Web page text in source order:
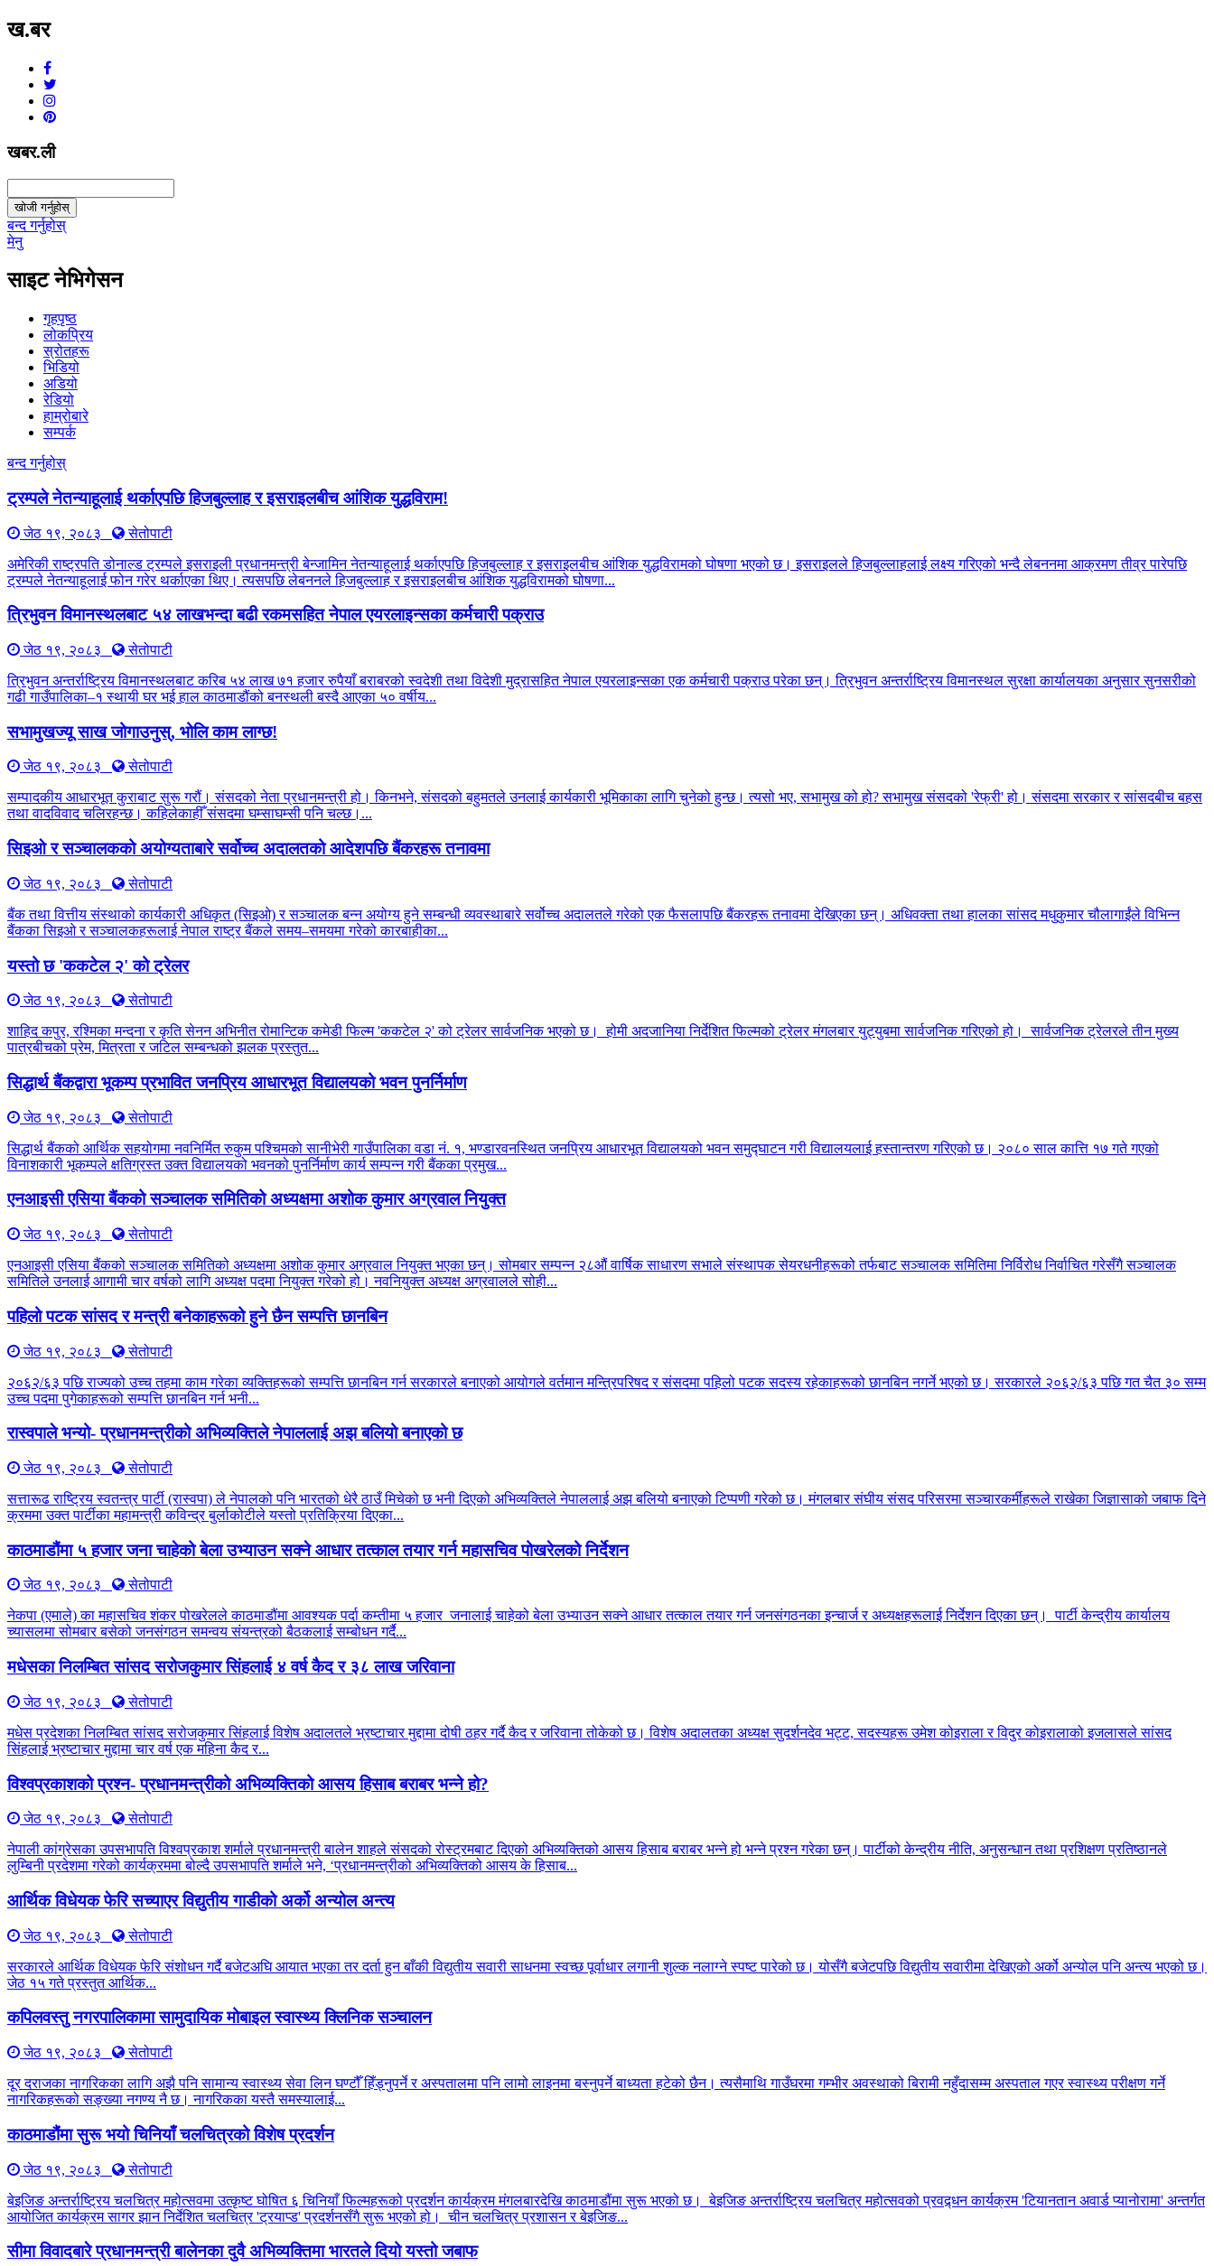
ख.बर
खबर.ली
खोजी गर्नुहोस्
बन्द गर्नुहोस्
मेनु
साइट नेभिगेसन
गृहपृष्ठ
लोकप्रिय
स्रोतहरू
भिडियो
अडियो
रेडियो
हाम्रोबारे
सम्पर्क
बन्द गर्नुहोस्
ट्रम्पले नेतन्याहूलाई थर्काएपछि हिजबुल्लाह र इसराइलबीच आंशिक युद्धविराम!
जेठ १९, २०८३
सेतोपाटी
अमेरिकी राष्ट्रपति डोनाल्ड ट्रम्पले इसराइली प्रधानमन्त्री बेन्जामिन नेतन्याहूलाई थर्काएपछि हिजबुल्लाह र इसराइलबीच आंशिक युद्धविरामको घोषणा भएको छ। इसराइलले हिजबुल्लाहलाई लक्ष्य गरिएको भन्दै लेबननमा आक्रमण तीव्र पारेपछि
ट्रम्पले नेतन्याहूलाई फोन गरेर थर्काएका थिए। त्यसपछि लेबननले हिजबुल्लाह र इसराइलबीच आंशिक युद्धविरामको घोषणा...
त्रिभुवन विमानस्थलबाट ५४ लाखभन्दा बढी रकमसहित नेपाल एयरलाइन्सका कर्मचारी पक्राउ
जेठ १९, २०८३
सेतोपाटी
त्रिभुवन अन्तर्राष्ट्रिय विमानस्थलबाट करिब ५४ लाख ७१ हजार रुपैयाँ बराबरको स्वदेशी तथा विदेशी मुद्रासहित नेपाल एयरलाइन्सका एक कर्मचारी पक्राउ परेका छन्। त्रिभुवन अन्तर्राष्ट्रिय विमानस्थल सुरक्षा कार्यालयका अनुसार सुनसरीको
गढी गाउँपालिका–१ स्थायी घर भई हाल काठमाडौंको बनस्थली बस्दै आएका ५० वर्षीय...
सभामुखज्यू साख जोगाउनुस्, भोलि काम लाग्छ!
जेठ १९, २०८३
सेतोपाटी
सम्पादकीय आधारभूत कुराबाट सुरू गरौं। संसदको नेता प्रधानमन्त्री हो। किनभने, संसदको बहुमतले उनलाई कार्यकारी भूमिकाका लागि चुनेको हुन्छ। त्यसो भए, सभामुख को हो? सभामुख संसदको 'रेफ्री' हो। संसदमा सरकार र सांसदबीच बहस
तथा वादविवाद चलिरहन्छ। कहिलेकाहीँ संसदमा घम्साघम्सी पनि चल्छ।...
सिइओ र सञ्चालकको अयोग्यताबारे सर्वोच्च अदालतको आदेशपछि बैंकरहरू तनावमा
जेठ १९, २०८३
सेतोपाटी
बैंक तथा वित्तीय संस्थाको कार्यकारी अधिकृत (सिइओ) र सञ्चालक बन्न अयोग्य हुने सम्बन्धी व्यवस्थाबारे सर्वोच्च अदालतले गरेको एक फैसलापछि बैंकरहरू तनावमा देखिएका छन्। अधिवक्ता तथा हालका सांसद मधुकुमार चौलागाईंले विभिन्न
बैंकका सिइओ र सञ्चालकहरूलाई नेपाल राष्ट्र बैंकले समय–समयमा गरेको कारबाहीका...
यस्तो छ 'ककटेल २' को ट्रेलर
जेठ १९, २०८३
सेतोपाटी
शाहिद कपुर, रश्मिका मन्दना र कृति सेनन अभिनीत रोमान्टिक कमेडी फिल्म 'ककटेल २' को ट्रेलर सार्वजनिक भएको छ। होमी अदजानिया निर्देशित फिल्मको ट्रेलर मंगलबार युट्युबमा सार्वजनिक गरिएको हो। सार्वजनिक ट्रेलरले तीन मुख्य
पात्रबीचको प्रेम, मित्रता र जटिल सम्बन्धको झलक प्रस्तुत...
सिद्धार्थ बैंकद्वारा भूकम्प प्रभावित जनप्रिय आधारभूत विद्यालयको भवन पुनर्निर्माण
जेठ १९, २०८३
सेतोपाटी
सिद्धार्थ बैंकको आर्थिक सहयोगमा नवनिर्मित रुकुम पश्चिमको सानीभेरी गाउँपालिका वडा नं. १, भण्डारवनस्थित जनप्रिय आधारभूत विद्यालयको भवन समुद्घाटन गरी विद्यालयलाई हस्तान्तरण गरिएको छ। २०८० साल कात्ति १७ गते गएको
विनाशकारी भूकम्पले क्षतिग्रस्त उक्त विद्यालयको भवनको पुनर्निर्माण कार्य सम्पन्न गरी बैंकका प्रमुख...
एनआइसी एसिया बैंकको सञ्चालक समितिको अध्यक्षमा अशोक कुमार अग्रवाल नियुक्त
जेठ १९, २०८३
सेतोपाटी
एनआइसी एसिया बैंकको सञ्चालक समितिको अध्यक्षमा अशोक कुमार अग्रवाल नियुक्त भएका छन्। सोमबार सम्पन्न २८औं वार्षिक साधारण सभाले संस्थापक सेयरधनीहरूको तर्फबाट सञ्चालक समितिमा निर्विरोध निर्वाचित गरेसँगै सञ्चालक
समितिले उनलाई आगामी चार वर्षको लागि अध्यक्ष पदमा नियुक्त गरेको हो। नवनियुक्त अध्यक्ष अग्रवालले सोही...
पहिलो पटक सांसद र मन्त्री बनेकाहरूको हुने छैन सम्पत्ति छानबिन
जेठ १९, २०८३
सेतोपाटी
२०६२/६३ पछि राज्यको उच्च तहमा काम गरेका व्यक्तिहरूको सम्पत्ति छानबिन गर्न सरकारले बनाएको आयोगले वर्तमान मन्त्रिपरिषद र संसदमा पहिलो पटक सदस्य रहेकाहरूको छानबिन नगर्ने भएको छ। सरकारले २०६२/६३ पछि गत चैत ३० सम्म
उच्च पदमा पुगेकाहरूको सम्पत्ति छानबिन गर्न भनी...
रास्वपाले भन्यो- प्रधानमन्त्रीको अभिव्यक्तिले नेपाललाई अझ बलियो बनाएको छ
जेठ १९, २०८३
सेतोपाटी
सत्तारूढ राष्ट्रिय स्वतन्त्र पार्टी (रास्वपा) ले नेपालको पनि भारतको धेरै ठाउँ मिचेको छ भनी दिएको अभिव्यक्तिले नेपाललाई अझ बलियो बनाएको टिप्पणी गरेको छ। मंगलबार संघीय संसद परिसरमा सञ्चारकर्मीहरूले राखेका जिज्ञासाको जबाफ दिने
क्रममा उक्त पार्टीका महामन्त्री कविन्द्र बुर्लाकोटीले यस्तो प्रतिक्रिया दिएका...
काठमाडौंमा ५ हजार जना चाहेको बेला उभ्याउन सक्ने आधार तत्काल तयार गर्न महासचिव पोखरेलको निर्देशन
जेठ १९, २०८३
सेतोपाटी
नेकपा (एमाले) का महासचिव शंकर पोखरेलले काठमाडौंमा आवश्यक पर्दा कम्तीमा ५ हजार जनालाई चाहेको बेला उभ्याउन सक्ने आधार तत्काल तयार गर्न जनसंगठनका इन्चार्ज र अध्यक्षहरूलाई निर्देशन दिएका छन्। पार्टी केन्द्रीय कार्यालय
च्यासलमा सोमबार बसेको जनसंगठन समन्वय संयन्त्रको बैठकलाई सम्बोधन गर्दै...
मधेसका निलम्बित सांसद सरोजकुमार सिंहलाई ४ वर्ष कैद र ३८ लाख जरिवाना
जेठ १९, २०८३
सेतोपाटी
मधेस प्रदेशका निलम्बित सांसद सरोजकुमार सिंहलाई विशेष अदालतले भ्रष्टाचार मुद्दामा दोषी ठहर गर्दै कैद र जरिवाना तोकेको छ। विशेष अदालतका अध्यक्ष सुदर्शनदेव भट्ट, सदस्यहरू उमेश कोइराला र विदुर कोइरालाको इजलासले सांसद
सिंहलाई भ्रष्टाचार मुद्दामा चार वर्ष एक महिना कैद र...
विश्वप्रकाशको प्रश्न- प्रधानमन्त्रीको अभिव्यक्तिको आसय हिसाब बराबर भन्ने हो?
जेठ १९, २०८३
सेतोपाटी
नेपाली कांग्रेसका उपसभापति विश्वप्रकाश शर्माले प्रधानमन्त्री बालेन शाहले संसदको रोस्ट्रमबाट दिएको अभिव्यक्तिको आसय हिसाब बराबर भन्ने हो भन्ने प्रश्न गरेका छन्। पार्टीको केन्द्रीय नीति, अनुसन्धान तथा प्रशिक्षण प्रतिष्ठानले
लुम्बिनी प्रदेशमा गरेको कार्यक्रममा बोल्दै उपसभापति शर्माले भने, ‘प्रधानमन्त्रीको अभिव्यक्तिको आसय के हिसाब...
आर्थिक विधेयक फेरि सच्याएर विद्युतीय गाडीको अर्को अन्योल अन्त्य
जेठ १९, २०८३
सेतोपाटी
सरकारले आर्थिक विधेयक फेरि संशोधन गर्दै बजेटअघि आयात भएका तर दर्ता हुन बाँकी विद्युतीय सवारी साधनमा स्वच्छ पूर्वाधार लगानी शुल्क नलाग्ने स्पष्ट पारेको छ। योसँगै बजेटपछि विद्युतीय सवारीमा देखिएको अर्को अन्योल पनि अन्त्य भएको छ।
जेठ १५ गते प्रस्तुत आर्थिक...
कपिलवस्तु नगरपालिकामा सामुदायिक मोबाइल स्वास्थ्य क्लिनिक सञ्चालन
जेठ १९, २०८३
सेतोपाटी
दूर दराजका नागरिकका लागि अझै पनि सामान्य स्वास्थ्य सेवा लिन घण्टौँ हिँड्नुपर्ने र अस्पतालमा पनि लामो लाइनमा बस्नुपर्ने बाध्यता हटेको छैन। त्यसैमाथि गाउँघरमा गम्भीर अवस्थाको बिरामी नहुँदासम्म अस्पताल गएर स्वास्थ्य परीक्षण गर्ने
नागरिकहरूको सङ्ख्या नगण्य नै छ। नागरिकका यस्तै समस्यालाई...
काठमाडौंमा सुरू भयो चिनियाँ चलचित्रको विशेष प्रदर्शन
जेठ १९, २०८३
सेतोपाटी
बेइजिङ अन्तर्राष्ट्रिय चलचित्र महोत्सवमा उत्कृष्ट घोषित ६ चिनियाँ फिल्महरूको प्रदर्शन कार्यक्रम मंगलबारदेखि काठमाडौंमा सुरू भएको छ। बेइजिङ अन्तर्राष्ट्रिय चलचित्र महोत्सवको प्रवद्र्धन कार्यक्रम 'टियानतान अवार्ड प्यानोरामा' अन्तर्गत
आयोजित कार्यक्रम सागर झान निर्देशित चलचित्र 'ट्रयाप्ड' प्रदर्शनसँगै सुरू भएको हो। चीन चलचित्र प्रशासन र बेइजिङ...
सीमा विवादबारे प्रधानमन्त्री बालेनका दुवै अभिव्यक्तिमा भारतले दियो यस्तो जबाफ